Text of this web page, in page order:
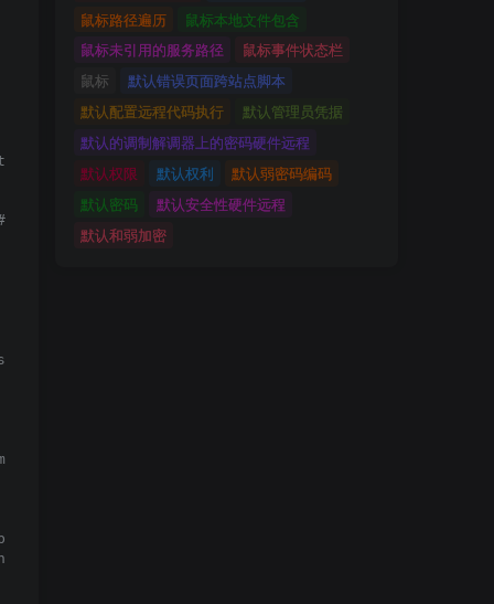
of tuples, bytes or a file object
POST request to login
newline character, split at = and store the
lhost + "\"," + lport +
鼠标路径遍历
鼠标本地文件包含
鼠标未引用的服务路径
鼠标事件状态栏
鼠标
默认错误页面跨站点脚本
默认配置远程代码执行
默认管理员凭据
默认的调制解调器上的密码硬件远程
默认权限
默认权利
默认弱密码编码
默认密码
默认安全性硬件远程
默认和弱加密